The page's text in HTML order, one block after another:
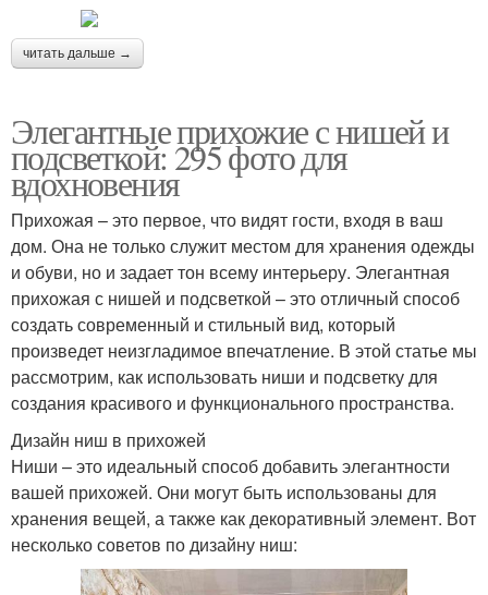
читать дальше →
Элегантные прихожие с нишей и
подсветкой: 295 фото для
вдохновения
Прихожая – это первое, что видят гости, входя в ваш
дом. Она не только служит местом для хранения одежды
и обуви, но и задает тон всему интерьеру. Элегантная
прихожая с нишей и подсветкой – это отличный способ
создать современный и стильный вид, который
произведет неизгладимое впечатление. В этой статье мы
рассмотрим, как использовать ниши и подсветку для
создания красивого и функционального пространства.
Дизайн ниш в прихожей
Ниши – это идеальный способ добавить элегантности
вашей прихожей. Они могут быть использованы для
хранения вещей, а также как декоративный элемент. Вот
несколько советов по дизайну ниш: